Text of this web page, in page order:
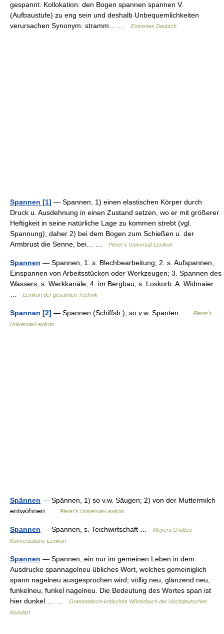
gespannt. Kollokation: den Bogen spannen spannen V.
(Aufbaustufe) zu eng sein und deshalb Unbequemlichkeiten
verursachen Synonym: stramm… …
Extremes Deutsch
Spannen [1] — Spannen, 1) einen elastischen Körper durch
Druck u. Ausdehnung in einen Zustand setzen, wo er mit größerer
Heftigkeit in seine natürliche Lage zu kommen strebt (vgl.
Spannung); daher 2) bei dem Bogen zum Schießen u. der
Armbrust die Senne, bei… …
Pierer's Universal-Lexikon
Spannen — Spannen, 1. s. Blechbearbeitung; 2. s. Aufspannen,
Einspannen von Arbeitsstücken oder Werkzeugen; 3. Spannen des
Wassers, s. Werkkanäle; 4. im Bergbau, s. Loskorb. A. Widmaier
Lexikon der gesamten Technik
Spannen [2] — Spannen (Schiffsb.), so v.w. Spanten …
Pierer's
Universal-Lexikon
Spännen — Spännen, 1) so v.w. Säugen; 2) von der Muttermilch
entwöhnen …
Pierer's Universal-Lexikon
Spannen — Spannen, s. Teichwirtschaft …
Meyers Großes
Konversations-Lexikon
Spannen — Spannen, ein nur im gemeinen Leben in dem
Ausdrucke spannagelneu übliches Wort, welches gemeiniglich
spann nagelneu ausgesprochen wird; völlig neu, glänzend neu,
funkelneu, funkel nagelneu. Die Bedeutung des Wortes span ist
hier dunkel.… …
Grammatisch-kritisches Wörterbuch der Hochdeutschen
Mundart